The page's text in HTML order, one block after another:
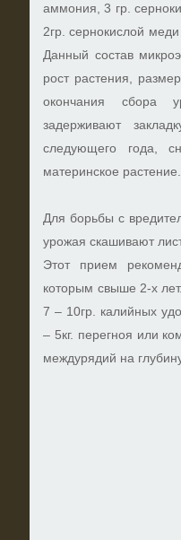
аммония, 3 гр.
2гр. сернокислой
Данный состав
рост растения,
окончания сбора
задерживают
следующего года,
материнское растение.
Для борьбы с
урожая скашивают
Этот прием
которым свыше 2-х
7 – 10гр. калийных
– 5кг. перегноя или
междурядий на